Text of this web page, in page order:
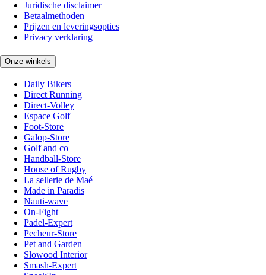
Juridische disclaimer
Betaalmethoden
Prijzen en leveringsopties
Privacy verklaring
Onze winkels
Daily Bikers
Direct Running
Direct-Volley
Espace Golf
Foot-Store
Galop-Store
Golf and co
Handball-Store
House of Rugby
La sellerie de Maé
Made in Paradis
Nauti-wave
On-Fight
Padel-Expert
Pecheur-Store
Pet and Garden
Slowood Interior
Smash-Expert